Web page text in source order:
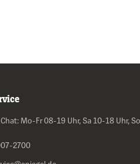
Mo-Fr 08-19 Uhr, Sa 10-18 Uhr,
2700